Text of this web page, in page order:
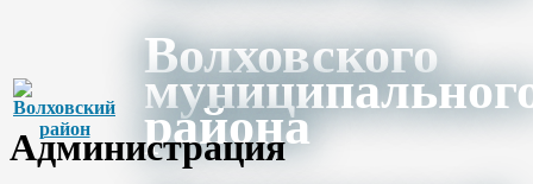
Волховского
района
Администрация